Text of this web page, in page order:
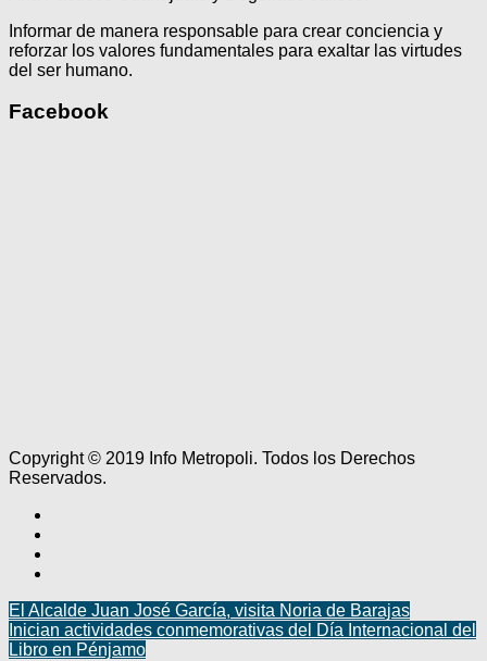
Informar de manera responsable para crear conciencia y
reforzar los valores fundamentales para exaltar las virtudes
del ser humano.
Facebook
Copyright © 2019 Info Metropoli. Todos los Derechos
Reservados.
El Alcalde Juan José García, visita Noria de Barajas
Inician actividades conmemorativas del Día Internacional del
Libro en Pénjamo